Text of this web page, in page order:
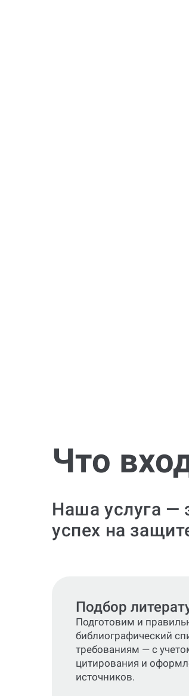
Что
Наша услуга —
успех на
Подбор
Подготовим и
библиографический
требованиям — с
цитирования и
источников.